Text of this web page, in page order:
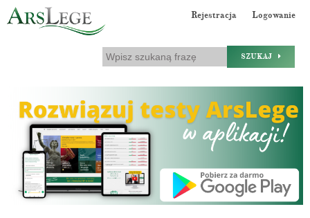
Rejestracja Logowanie
SZUKAJ